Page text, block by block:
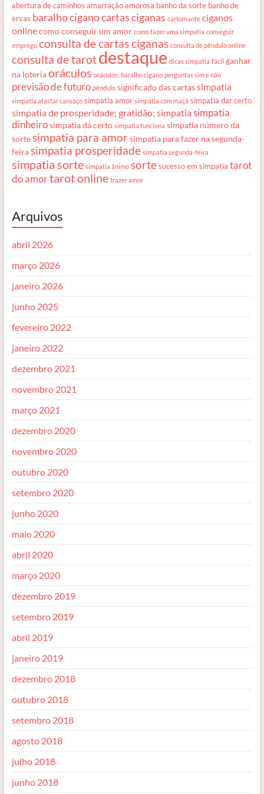
abertura de caminhos amarração amorosa banho da sorte banho de
ervas baralho ciganocartas ciganas cartomante ciganos
onlinecomo conseguir um amor como fazer uma simpatia conseguir
emprego consulta de cartas ciganas consulta de pêndulo online
consulta de tarotdestaque dicas simpatia fácil ganhar
na loteriaoráculos oráculos; baralho cigano perguntas sim e não
previsão de futuro pêndulo significado das cartassimpatia
simpatia afastar cansaço simpatia amor simpatia com maçã simpatia dar certo
simpatia de prosperidade; gratidão; simpatia simpatia
dinheirosimpatia dá certo simpatia funciona simpatia número da
sortesimpatia para amor simpatia para fazer na segunda-
feirasimpatia prosperidade simpatia segunda-feira
simpatia sorte simpatia ânimo sorte sucesso em simpatia tarot
do amortarot online trazer amor
Arquivos
abril 2026
março 2026
janeiro 2026
junho 2025
fevereiro 2022
janeiro 2022
dezembro 2021
novembro 2021
março 2021
dezembro 2020
novembro 2020
outubro 2020
setembro 2020
junho 2020
maio 2020
abril 2020
março 2020
dezembro 2019
setembro 2019
abril 2019
janeiro 2019
dezembro 2018
outubro 2018
setembro 2018
agosto 2018
julho 2018
junho 2018